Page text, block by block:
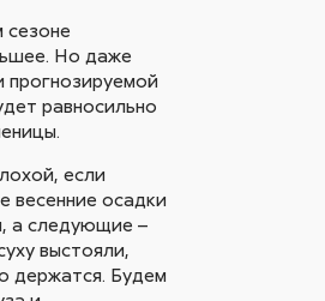
сезоне
Но даже
прогнозируемой
равносильно
если
весенние осадки
а следующие –
выстояли,
держатся. Будем